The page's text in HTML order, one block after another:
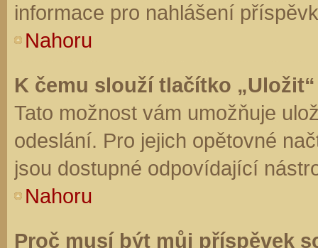
informace pro nahlášení
Nahoru
K čemu slouží tlačítko
Tato možnost vám umožňuje
odeslání. Pro jejich opětovné
jsou dostupné odpovídající
Nahoru
Proč musí být můj příspěvek